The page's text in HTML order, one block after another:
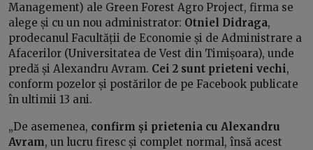
Management) ale Green Forest Agro Project, firma se
alege și cu un nou administrator: Otniel Didraga,
prodecanul Facultății de Economie și de Administrare a
Afacerilor (Universitatea de Vest din Timișoara), unde
predă și Alexandru Avram. Cei 2 sunt prieteni vechi,
conform pozelor și postărilor de pe Facebook publicate
în ultimii 13 ani.
„De asemenea, confirm și prietenia cu Alexandru
Avram, un lucru firesc și complet normal, însă acest